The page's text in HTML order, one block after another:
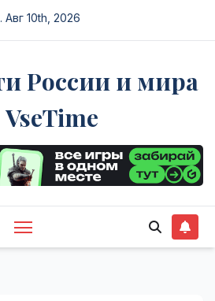
Авг 10th, 2026
России и мира